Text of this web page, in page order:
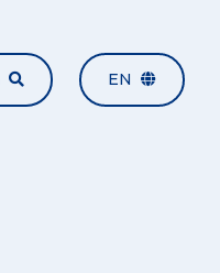
EN